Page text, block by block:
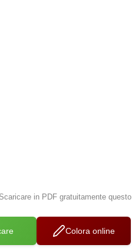
in PDF gratuitamente questo
Colora online